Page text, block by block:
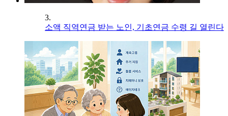
3.
소액 직역연금 받는 노인, 기초연금 수령 길 열린다